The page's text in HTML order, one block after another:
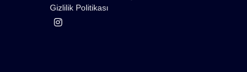
Gizlilik Politikası